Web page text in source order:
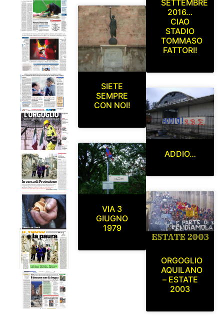
SIETE
SEMPRE
CON NOI!
VIA 3
GIUGNO
1979
SETTEMBRE
2016…
CIAO
STADIO
TOMMASO
FATTORI!
ADDIO…
ORGOGLIO
AQUILANO
– ESTATE
2003